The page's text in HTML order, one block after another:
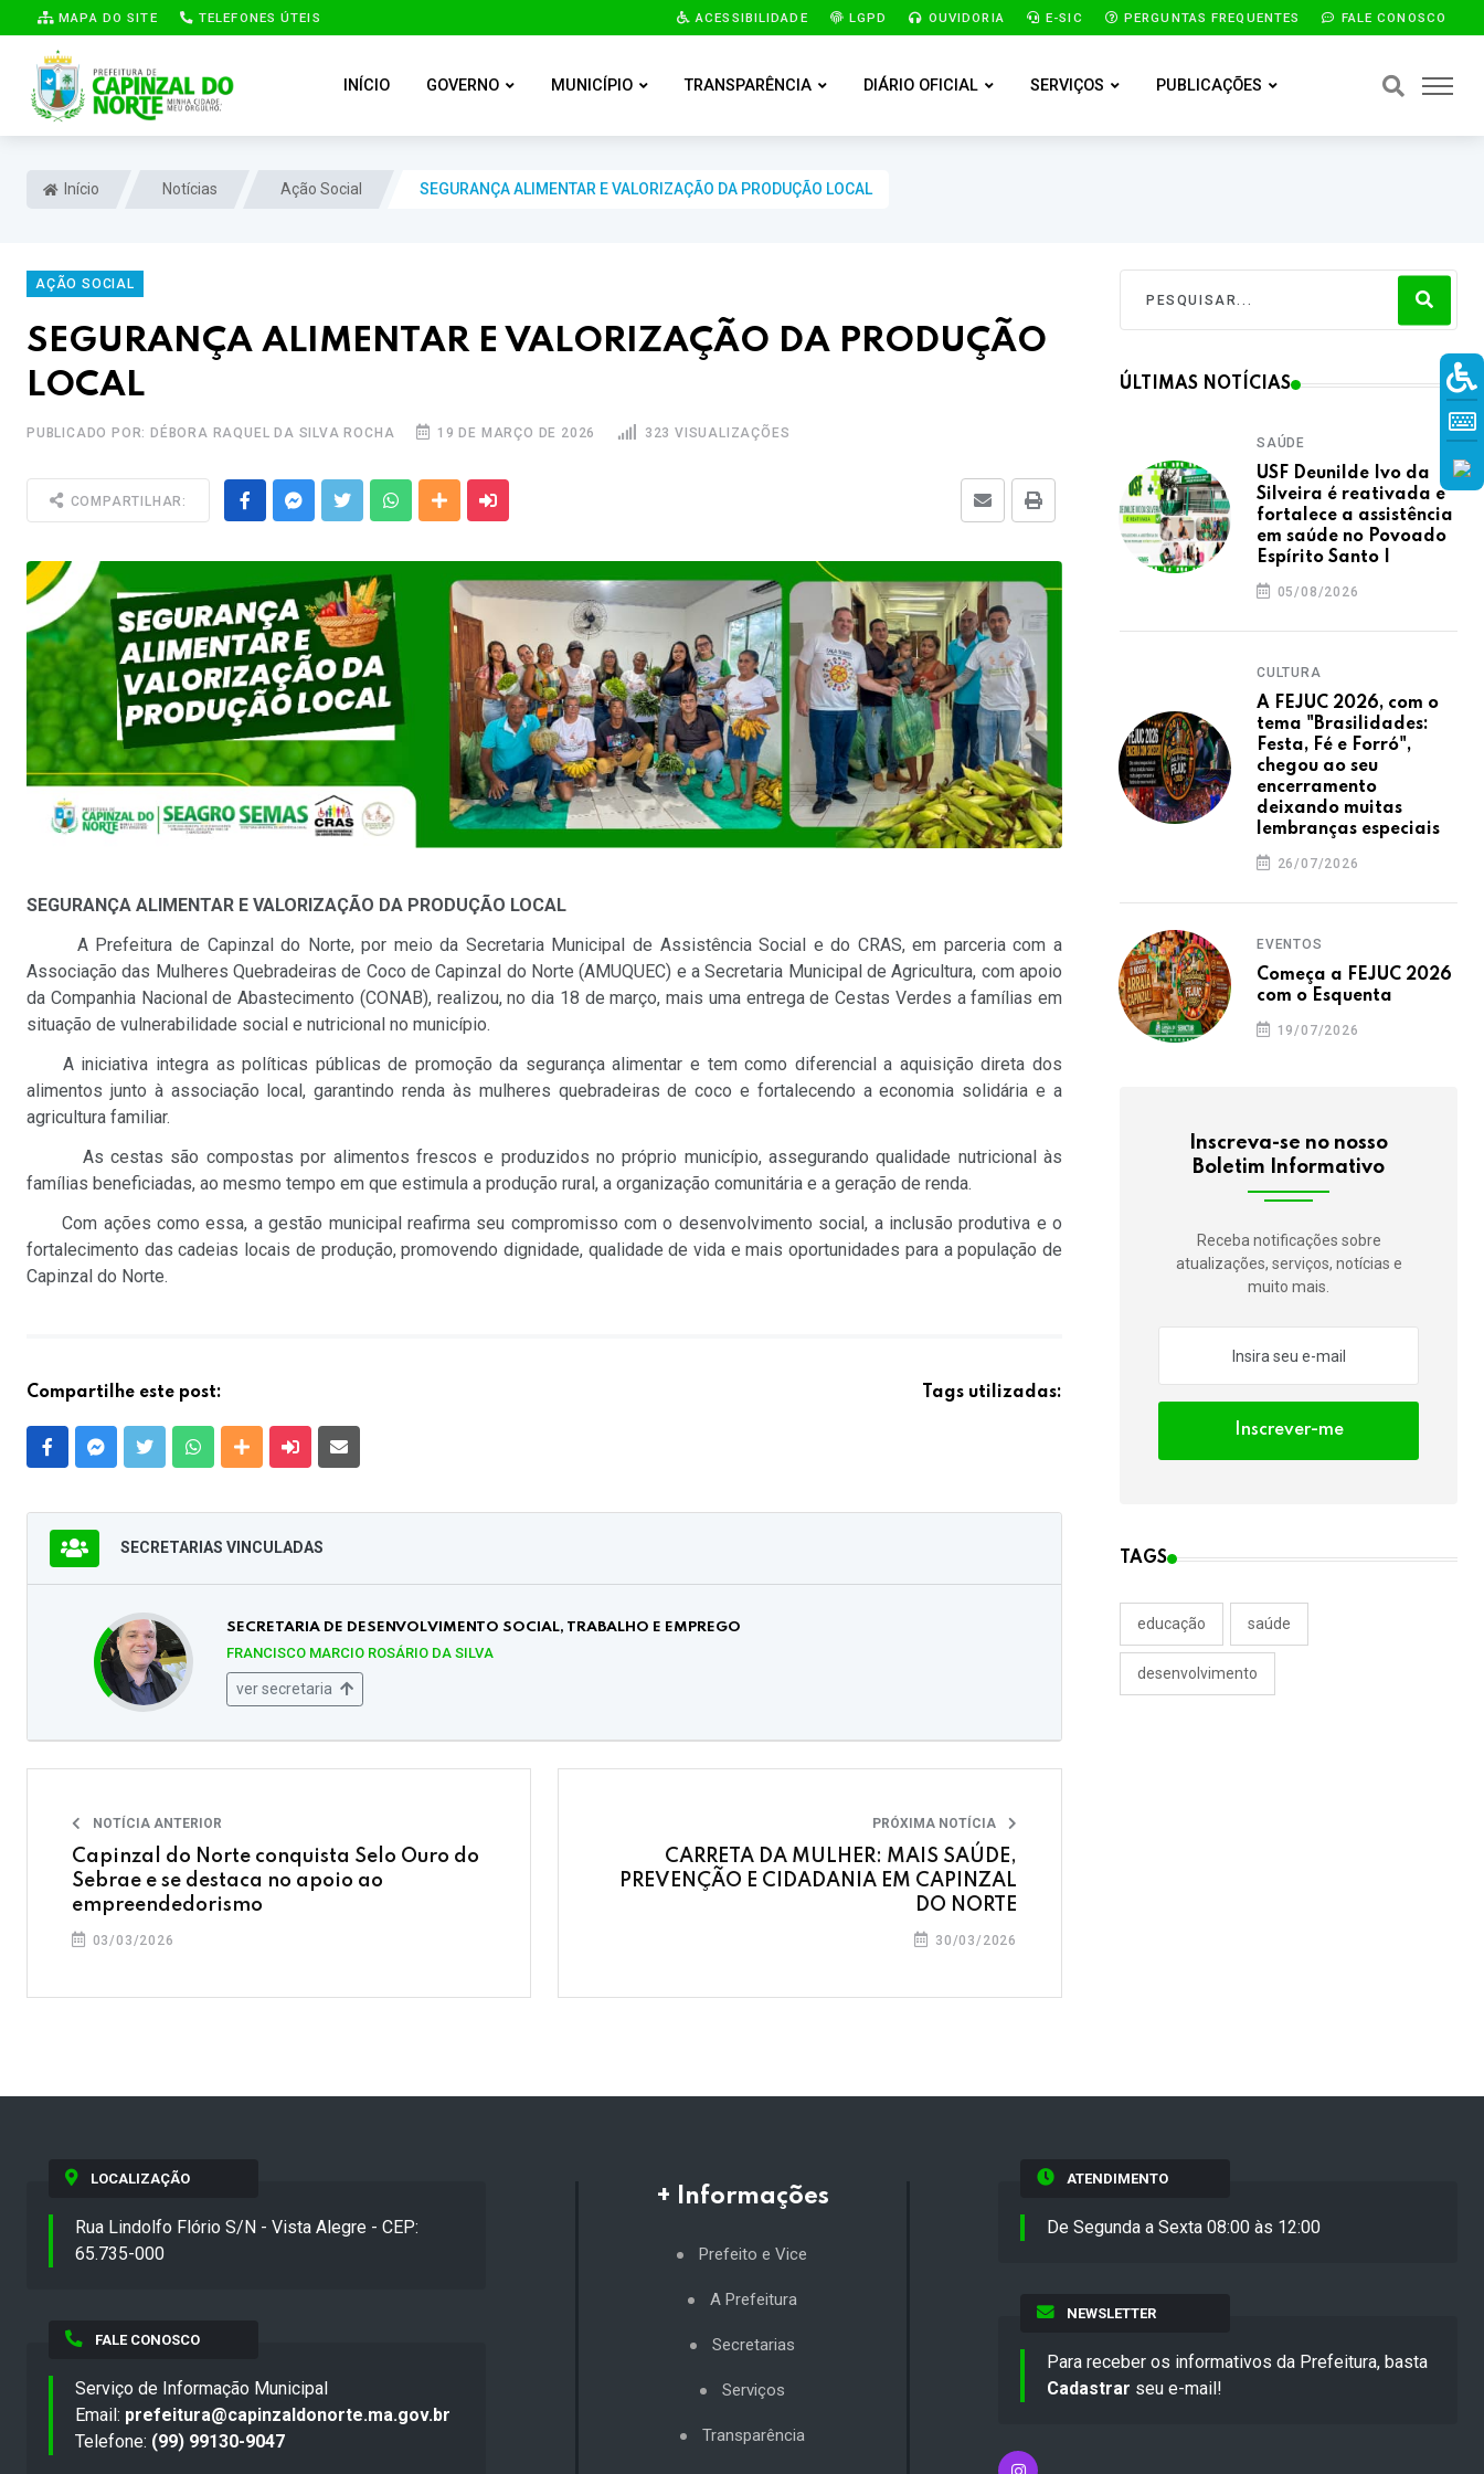
MAPA DO SITE TELEFONES ÚTEIS ACESSIBILIDADE LGPD OUVIDORIA E-SIC PERGUNTAS FREQUENTES FALE CONOSCO
INÍCIO GOVERNO MUNICÍPIO TRANSPARÊNCIA DIÁRIO OFICIAL SERVIÇOS PUBLICAÇÕES
Início Notícias Ação Social SEGURANÇA ALIMENTAR E VALORIZAÇÃO DA PRODUÇÃO LOCAL
AÇÃO SOCIAL
SEGURANÇA ALIMENTAR E VALORIZAÇÃO DA PRODUÇÃO
LOCAL
PUBLICADO POR: DÉBORA RAQUEL DA SILVA ROCHA 19 DE MARÇO DE 2026 323 VISUALIZAÇÕES
COMPARTILHAR: FacebookMessenger
Twitter WhatsappOutras Mídias E-mail
SEGURANÇA ALIMENTAR E VALORIZAÇÃO DA PRODUÇÃO LOCAL
A Prefeitura de Capinzal do Norte, por meio da Secretaria Municipal de Assistência Social e do CRAS, em parceria com a
Associação das Mulheres Quebradeiras de Coco de Capinzal do Norte (AMUQUEC) e a Secretaria Municipal de Agricultura, com apoio
da Companhia Nacional de Abastecimento (CONAB), realizou, no dia 18 de março, mais uma entrega de Cestas Verdes a famílias em
situação de vulnerabilidade social e nutricional no município.
A iniciativa integra as políticas públicas de promoção da segurança alimentar e tem como diferencial a aquisição direta dos
alimentos junto à associação local, garantindo renda às mulheres quebradeiras de coco e fortalecendo a economia solidária e a
agricultura familiar.
As cestas são compostas por alimentos frescos e produzidos no próprio município, assegurando qualidade nutricional às
famílias beneficiadas, ao mesmo tempo em que estimula a produção rural, a organização comunitária e a geração de renda.
Com ações como essa, a gestão municipal reafirma seu compromisso com o desenvolvimento social, a inclusão produtiva e o
fortalecimento das cadeias locais de produção, promovendo dignidade, qualidade de vida e mais oportunidades para a população de
Capinzal do Norte.
Compartilhe este post:
FacebookMessenger
Twitter WhatsappOutras MídiasEnviar para um amigo
Tags utilizadas:
SECRETARIAS VINCULADAS
SECRETARIA DE DESENVOLVIMENTO SOCIAL, TRABALHO E EMPREGO
FRANCISCO MARCIO ROSÁRIO DA SILVA
ver secretaria
NOTÍCIA ANTERIOR
Capinzal do Norte conquista Selo Ouro do
Sebrae e se destaca no apoio ao
empreendedorismo
03/03/2026
PRÓXIMA NOTÍCIA
CARRETA DA MULHER: MAIS SAÚDE,
PREVENÇÃO E CIDADANIA EM CAPINZAL
DO NORTE
30/03/2026
ÚLTIMAS NOTÍCIAS
SAÚDE
USF Deunilde Ivo da
Silveira é reativada e
fortalece a assistência
em saúde no Povoado
Espírito Santo I
05/08/2026
CULTURA
A FEJUC 2026, com o
tema "Brasilidades:
Festa, Fé e Forró",
chegou ao seu
encerramento
deixando muitas
lembranças especiais
26/07/2026
EVENTOS
Começa a FEJUC 2026
com o Esquenta
19/07/2026
Inscreva-se no nosso
Boletim Informativo
Receba notificações sobre
atualizações, serviços, notícias e
muito mais.
Inscrever-me
TAGS
educação saúde
desenvolvimento
LOCALIZAÇÃO
Rua Lindolfo Flório S/N - Vista Alegre - CEP:
65.735-000
FALE CONOSCO
Serviço de Informação Municipal
Email: prefeitura@capinzaldonorte.ma.gov.br
Telefone: (99) 99130-9047
+ Informações
Prefeito e Vice
A Prefeitura
Secretarias
Serviços
Transparência
ATENDIMENTO
De Segunda a Sexta 08:00 às 12:00
NEWSLETTER
Para receber os informativos da Prefeitura, basta
Cadastrar seu e-mail!